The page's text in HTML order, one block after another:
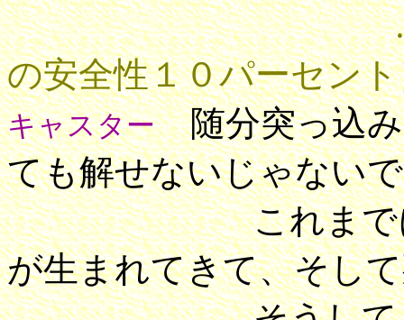
………［
の安全性１０パーセ
キャスター随分突っ込み
ても解せないじゃない
これまでに何百
が生まれてきて、そし